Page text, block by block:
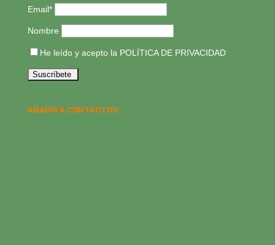
Email*
Nombre
He leído y acepto la POLÍTICA DE PRIVACIDAD
AÑADIR A CONTACTOS: